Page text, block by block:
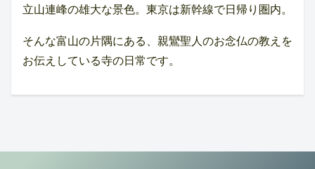
立山連峰の雄大な景色。東京は新幹線で日帰り圏内。
そんな富山の片隅にある、親鸞聖人のお念仏の教えを
お伝えしている寺の日常です。